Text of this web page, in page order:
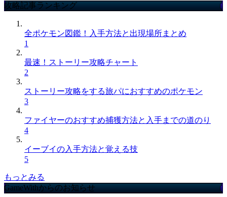
攻略記事ランキング
全ポケモン図鑑！入手方法と出現場所まとめ
1
最速！ストーリー攻略チャート
2
ストーリー攻略をする旅パにおすすめのポケモン
3
ファイヤーのおすすめ捕獲方法と入手までの道のり
4
イーブイの入手方法と覚える技
5
もっとみる
GameWithからのお知らせ